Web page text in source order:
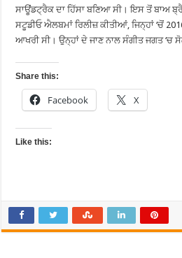
ਸਾਊਂਡਟ੍ਰੈਕ ਦਾ ਹਿੱਸਾ ਬਣਿਆ ਸੀ। ਇਸ ਤੋਂ ਬਾਅ
ਸਟੂਡੀਓ ਐਲਬਮਾਂ ਰਿਲੀਜ਼ ਕੀਤੀਆਂ, ਜਿਨ੍ਹਾਂ ‘ਚੋਂ
ਆਖਰੀ ਸੀ। ਉਨ੍ਹਾਂ ਦੇ ਜਾਣ ਨਾਲ ਸੰਗੀਤ ਜਗਤ ‘ਚ
Share this:
Facebook X
Like this: